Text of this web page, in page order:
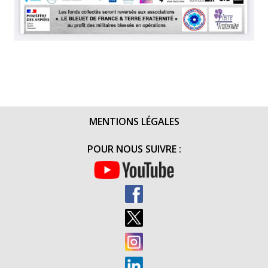
MENTIONS LÉGALES
POUR NOUS SUIVRE :